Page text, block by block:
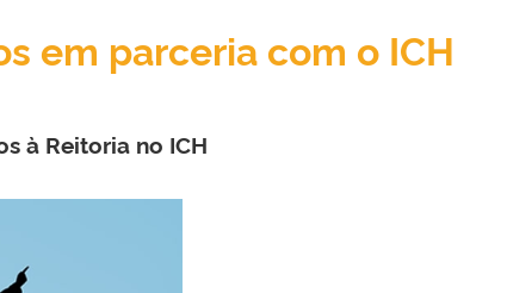
em parceria com o ICH
à Reitoria no ICH